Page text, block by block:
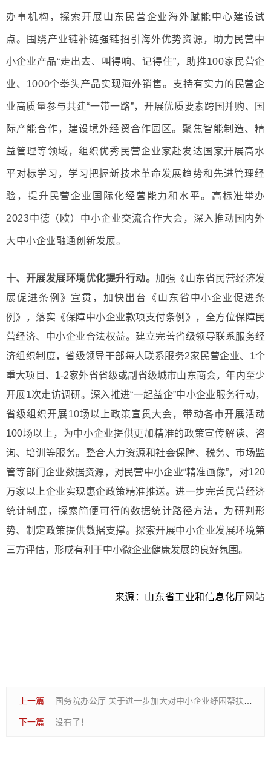
办事机构，探索开展山东民营企业海外赋能中心建设试
点。围绕产业链补链强链招引海外优势资源，助力民营中
小企业产品“走出去、叫得响、记得住”，助推100家民营企
业、1000个拳头产品实现海外销售。支持有实力的民营企
业高质量参与共建“一带一路”，开展优质要素跨国并购、国
际产能合作，建设境外经贸合作园区。聚焦智能制造、精
益管理等领域，组织优秀民营企业家赴发达国家开展高水
平对标学习，学习把握新技术革命发展趋势和先进管理经
验，提升民营企业国际化经营能力和水平。高标准举办
2023中德（欧）中小企业交流合作大会，深入推动国内外
大中小企业融通创新发展。
十、开展发展环境优化提升行动。加强《山东省民营经济发
展促进条例》宣贯，加快出台《山东省中小企业促进条
例》，落实《保障中小企业款项支付条例》，全方位保障民
营经济、中小企业合法权益。建立完善省级领导联系服务经
济组织制度，省级领导干部每人联系服务2家民营企业、1个
重大项目、1-2家外省省级或副省级城市山东商会，年内至少
开展1次走访调研。深入推进“一起益企”中小企业服务行动，
省级组织开展10场以上政策宣贯大会，带动各市开展活动
100场以上，为中小企业提供更加精准的政策宣传解读、咨
询、培训等服务。整合人力资源和社会保障、税务、市场监
管等部门企业数据资源，对民营中小企业“精准画像”，对120
万家以上企业实现惠企政策精准推送。进一步完善民营经济
统计制度，探索简便可行的数据统计路径方法，为研判形
势、制定政策提供数据支撑。探索开展中小企业发展环境第
三方评估，形成有利于中小微企业健康发展的良好氛围。
来源：山东省工业和信息化厅 网站
上一篇 国务院办公厅 关于进一步加大对中小企业纾困帮扶力度的通知
没有了！
下一篇